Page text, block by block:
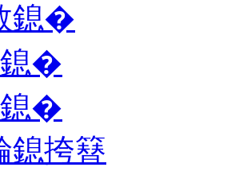
鎴�
鎴�
鎴�
鎴挎簮